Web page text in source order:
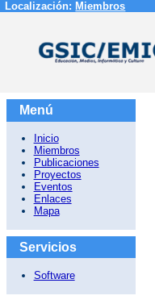
Localización: Miembros
Menú
Inicio
Miembros
Publicaciones
Proyectos
Eventos
Enlaces
Mapa
Servicios
Software